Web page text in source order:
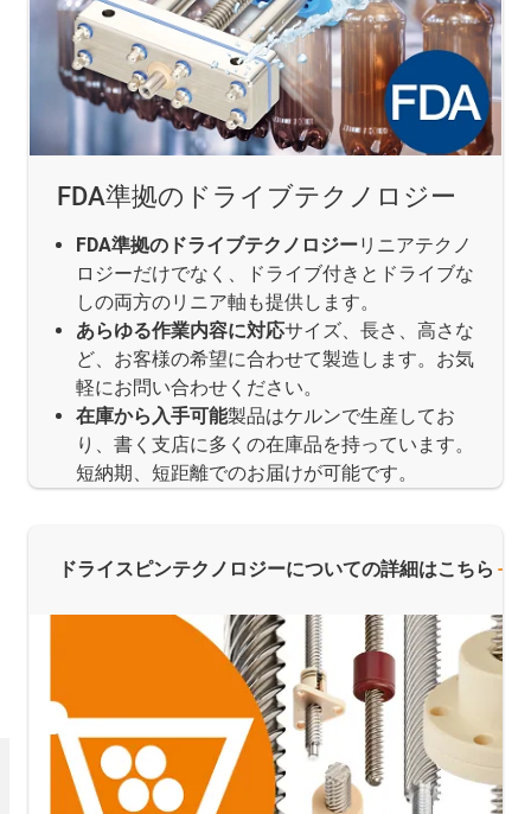
FDA準拠のドライブテクノロジー
FDA準拠のドライブテクノロジーリニアテクノ
ロジーだけでなく、ドライブ付きとドライブな
しの両方のリニア軸も提供します。
あらゆる作業内容に対応サイズ、長さ、高さな
ど、お客様の希望に合わせて製造します。お気
軽にお問い合わせください。
在庫から入手可能製品はケルンで生産してお
り、書く支店に多くの在庫品を持っています。
短納期、短距離でのお届けが可能です。
ドライスピンテクノロジーについての詳細はこちら